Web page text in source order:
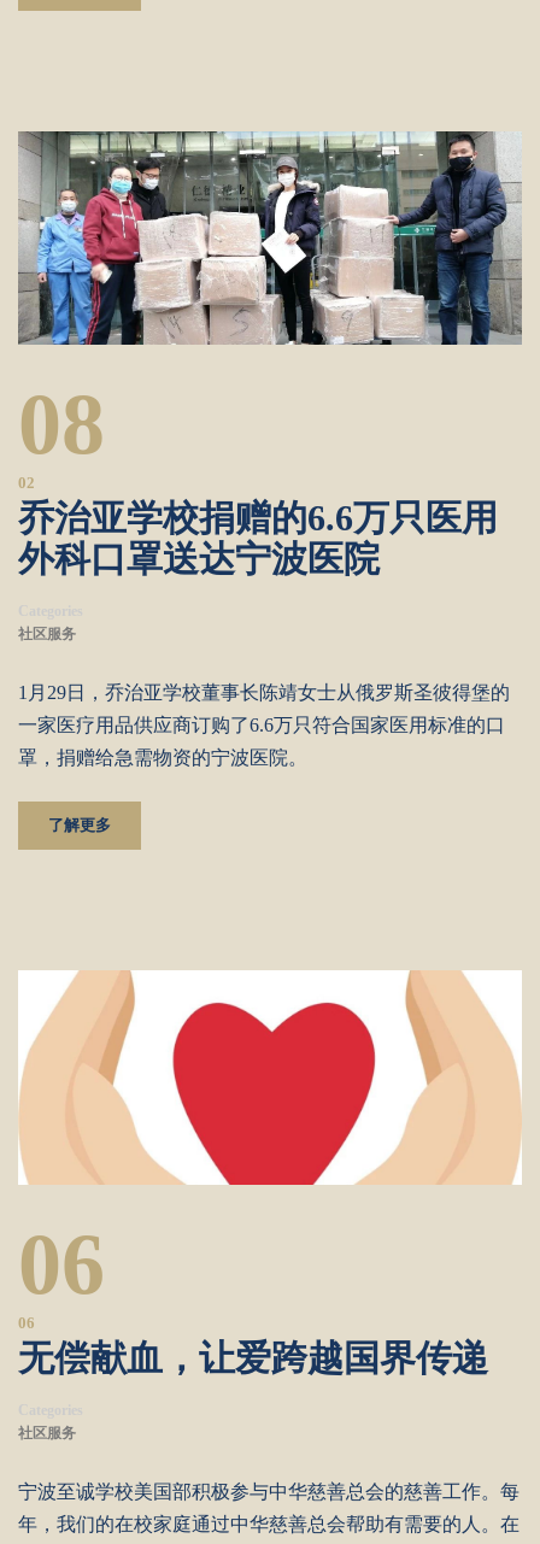
08
02
乔治亚学校捐赠的6.6万只医用
外科口罩送达宁波医院
Categories
社区服务
1月29日，乔治亚学校董事长陈靖女士从俄罗斯圣彼得堡的
一家医疗用品供应商订购了6.6万只符合国家医用标准的口
罩，捐赠给急需物资的宁波医院。
了解更多
06
06
无偿献血，让爱跨越国界传递
Categories
社区服务
宁波至诚学校美国部积极参与中华慈善总会的慈善工作。每
年，我们的在校家庭通过中华慈善总会帮助有需要的人。在